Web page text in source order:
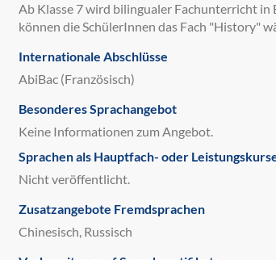
Ab Klasse 7 wird bilingualer Fachunterricht
können die SchülerInnen das Fach "History"
Internationale Abschlüsse
AbiBac (Französisch)
Besonderes Sprachangebot
Keine Informationen zum Angebot.
Sprachen als Hauptfach- oder
Nicht veröffentlicht.
Zusatzangebote Fremdsprachen
Chinesisch, Russisch